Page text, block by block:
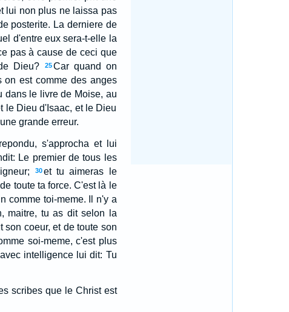
lui non plus ne laissa pas
posterite. La derniere de
d'entre eux sera-t-elle la
pas à cause de ceci que
Dieu?
25Car quand on
on est comme des anges
dans le livre de Moise, au
le Dieu d'Isaac, et le Dieu
grande erreur.
s'approcha et lui
Le premier de tous les
30et tu aimeras le
toute ta force. C'est là le
comme toi-meme. Il n'y a
maitre, tu as dit selon la
son coeur, et de toute son
soi-meme, c'est plus
intelligence lui dit: Tu
scribes que le Christ est